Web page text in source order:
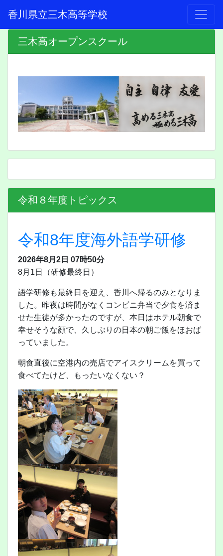
香川県立三木高等学校
三木高オープンスクール
令和８年度トピックス
令和8年度海外語学研修
2026年8月2日 07時50分
8月1日（研修最終日）
語学研修も最終日を迎え、香川へ帰るのみとなりま
した。昨夜は時間がなくコンビニ弁当で夕食を済ま
せた生徒が多かったのですが、本日はホテル朝食で
幸せそうな顔で、久しぶりの日本の朝ご飯をほおば
っていました。
朝食直後に空港内の売店でアイスクリームを買って
食べてたけど、もったいなくない？